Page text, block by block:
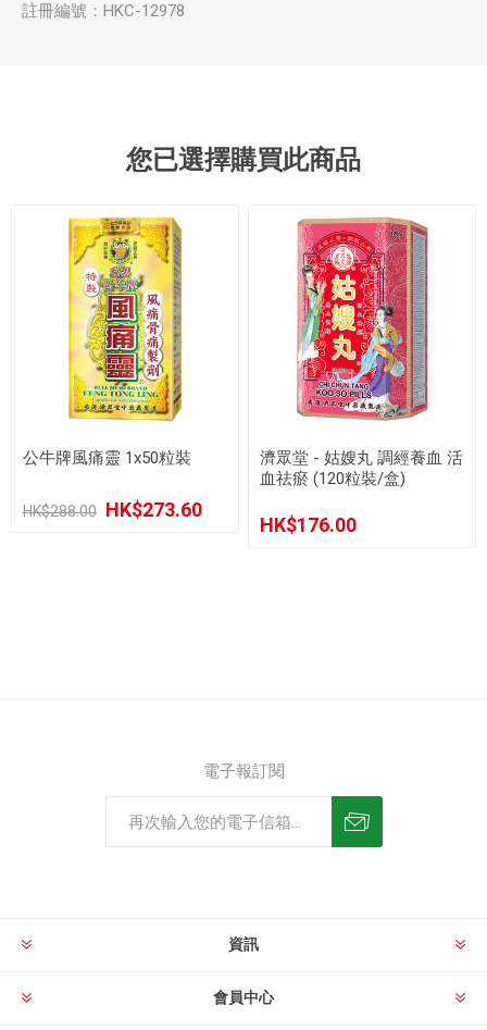
註冊編號：HKC-12978
您已選擇購買此商品
公牛牌風痛靈 1x50粒裝
HK$288.00 HK$273.60
濟眾堂 - 姑嫂丸 調經養血 活
血祛瘀 (120粒裝/盒)
HK$176.00
電子報訂閱
資訊
會員中心